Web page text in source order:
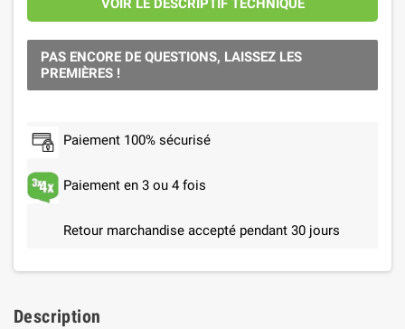
VOIR LE DESCRIPTIF TECHNIQUE
PAS ENCORE DE QUESTIONS, LAISSEZ LES
PREMIÈRES !
Paiement 100% sécurisé
Paiement en 3 ou 4 fois
Retour marchandise accepté pendant 30 jours
Description